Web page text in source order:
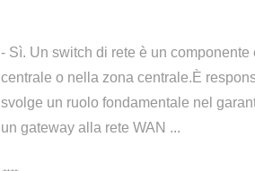
- Sì. Un switch di rete è un
centrale o nella zona centrale.È
svolge un ruolo fondamentale nel
un gateway alla rete WAN ...